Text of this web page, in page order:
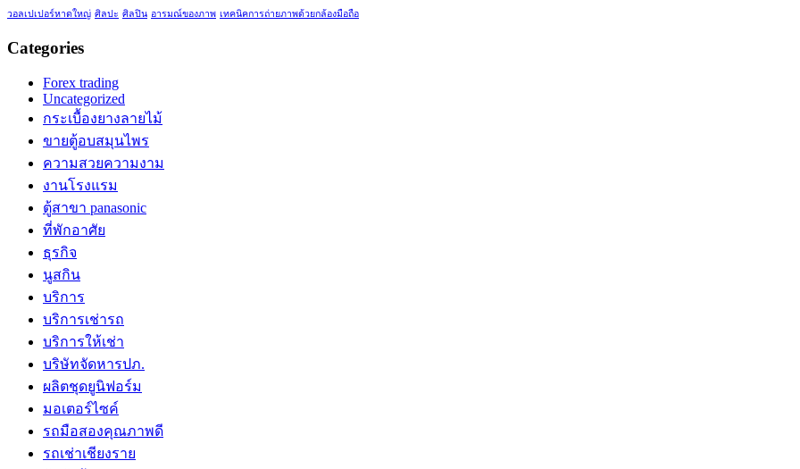
วอลเปเปอร์หาดใหญ่ ศิลปะ ศิลปิน อารมณ์ของภาพ เทคนิคการถ่ายภาพด้วยกล้องมือถือ
Categories
Forex trading
Uncategorized
กระเบื้องยางลายไม้
ขายตู้อบสมุนไพร
ความสวยความงาม
งานโรงแรม
ตู้สาขา panasonic
ที่พักอาศัย
ธุรกิจ
นูสกิน
บริการ
บริการเช่ารถ
บริการให้เช่า
บริษัทจัดหารปภ.
ผลิตชุดยูนิฟอร์ม
มอเตอร์ไซค์
รถมือสองคุณภาพดี
รถเช่าเชียงราย